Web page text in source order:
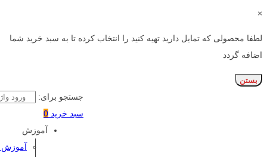
×
لطفا محصولی که تمایل دارید تهیه کنید را انتخاب کرده تا به سبد خرید شما
اضافه گردد
بستن
جستجو برای:
سبد خرید 0
آموزش
آموزش